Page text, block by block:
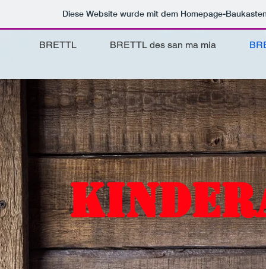
Diese Website wurde mit dem Homepage-
BRETTL BRETTL des san ma mia